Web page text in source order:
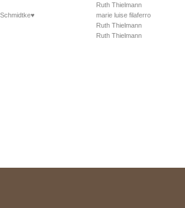
Ruth Thielmann
marie luise filaferro
Ruth Thielmann
Ruth Thielmann